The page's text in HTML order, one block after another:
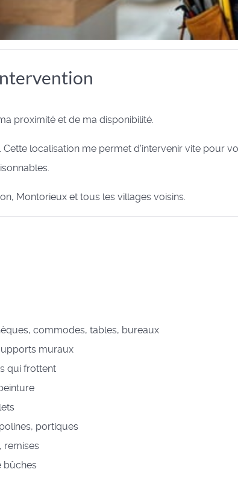
proximité et de ma disponibilité.
localisation me permet d'intervenir vite pour
Montorieux et tous les villages voisins.
commodes, tables, bureaux
muraux
qui frottent
portiques
remises
bûches